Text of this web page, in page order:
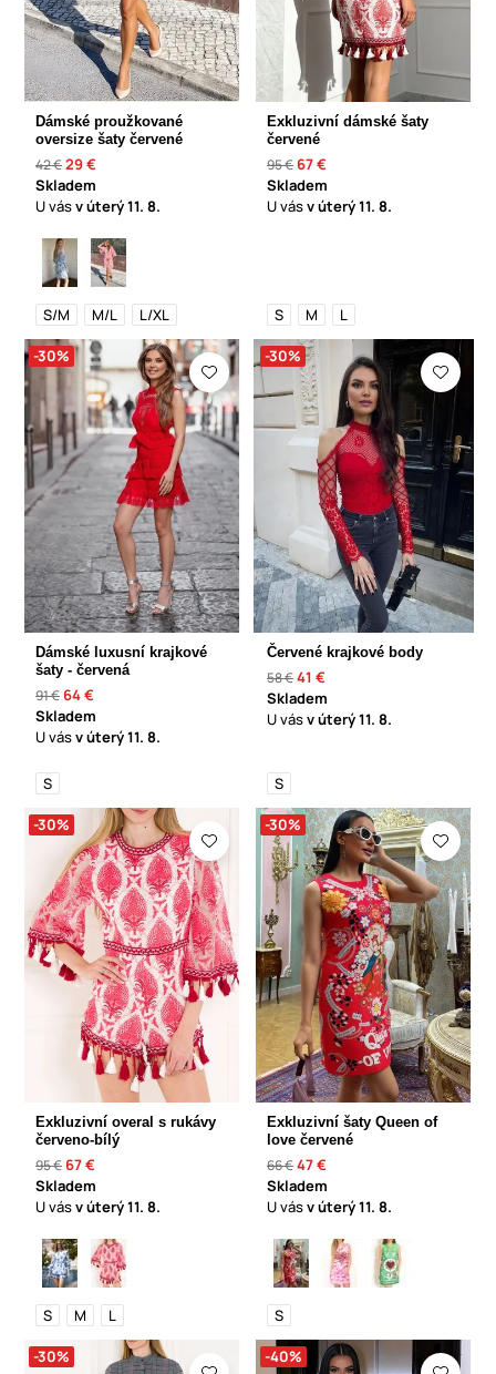
Dámské proužkované
oversize šaty červené
42 €29 €
Skladem
U vásv úterý11. 8.
S/M M/L L/XL
Exkluzivní dámské šaty
červené
95 € 67 €
Skladem
U vásv úterý11. 8.
S M L
-30%
Dámské luxusní krajkové
šaty - červená
91 € 64 €
Skladem
U vásv úterý11. 8.
S
-30%
Červené krajkové body
58 €41 €
Skladem
U vásv úterý11. 8.
S
-30%
Exkluzivní overal s rukávy
červeno-bílý
95 € 67 €
Skladem
U vásv úterý11. 8.
S M L
-30%
Exkluzivní šaty Queen of
love červené
66 €47 €
Skladem
U vásv úterý11. 8.
S
-30% -40%